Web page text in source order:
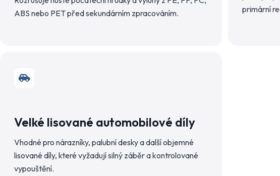
ABS nebo PET před sekundárním zpracováním.
primární
Velké lisované automobilové díly
Vhodné pro nárazníky, palubní desky a další objemné
lisované díly, které vyžadují silný záběr a kontrolované
vypouštění.